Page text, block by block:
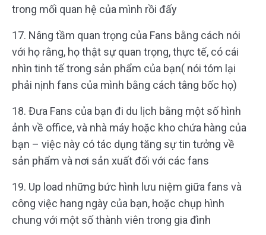
trong mối quan hệ của mình rồi đấy
17. Nâng tầm quan trọng của Fans bằng cách nói
với họ rằng, họ thật sự quan trọng, thực tế, có cái
nhìn tinh tế trong sản phẩm của bạn( nói tóm lại
phải nịnh fans của mình bằng cách tâng bốc họ)
18. Đưa Fans của bạn đi du lịch bằng một số hình
ảnh về office, và nhà máy hoặc kho chứa hàng của
bạn – việc này có tác dụng tăng sự tin tưởng về
sản phẩm và nơi sản xuất đối với các fans
19. Up load những bức hình lưu niệm giữa fans và
công việc hang ngày của bạn, hoặc chụp hình
chung với một số thành viên trong gia đình